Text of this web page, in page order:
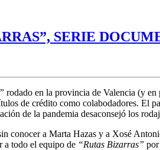
SERIE
rodado en la provincia de Valencia (y
de crédito como colabodadores. El
de la pandemia desaconsejó los
a Marta Hazas y a Xosé
a todo el equipo de “Rutas Bizarras”